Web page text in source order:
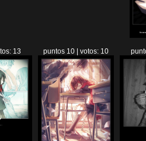
13 puntos 10 | votos: 10